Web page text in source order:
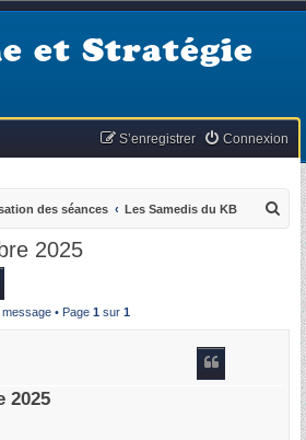
et Stratégie
Connexion
S’enregistrer
des séances Les Samedis du KB
2025
message • Page 1 sur 1
2025